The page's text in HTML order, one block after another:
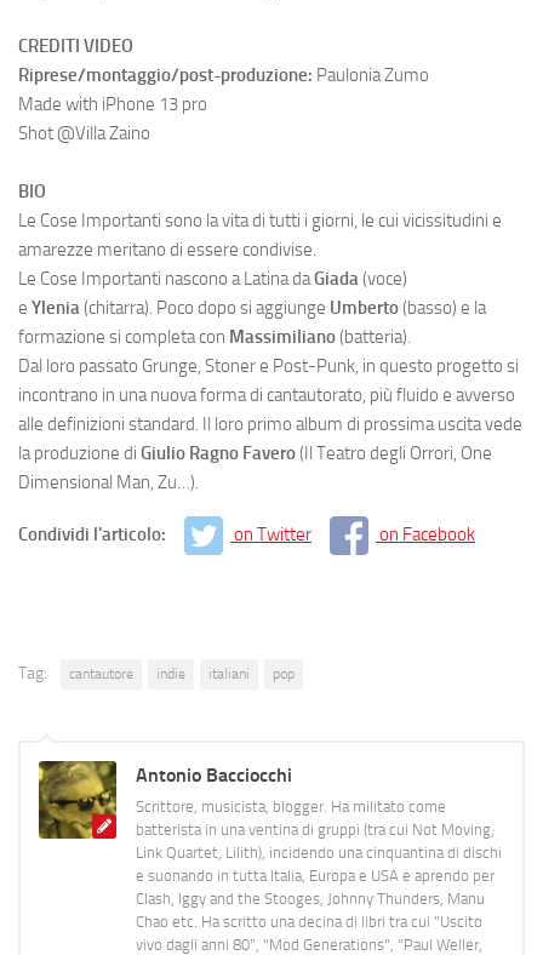
CREDITI VIDEO
Riprese/montaggio/post-produzione: Paulonia Zumo
Made with iPhone 13 pro
Shot @Villa Zaino
BIO
Le Cose Importanti sono la vita di tutti i giorni, le cui vicissitudini e
amarezze meritano di essere condivise.
Le Cose Importanti nascono a Latina daGiada(voce)
e Ylenia(chitarra). Poco dopo si aggiunge Umberto(basso) e la
formazione si completa con Massimiliano(batteria).
Dal loro passato Grunge, Stoner e Post-Punk, in questo progetto si
incontrano in una nuova forma di cantautorato, più fluido e avverso
alle definizioni standard. Il loro primo album di prossima uscita vede
la produzione di Giulio Ragno Favero(Il Teatro degli Orrori, One
Dimensional Man, Zu…).
Condividi l'articolo: on Twitter on Facebook
Tag: cantautore indie italiani pop
Antonio Bacciocchi
Scrittore, musicista, blogger. Ha militato come
batterista in una ventina di gruppi (tra cui Not Moving,
Link Quartet, Lilith), incidendo una cinquantina di dischi
e suonando in tutta Italia, Europa e USA e aprendo per
Clash, Iggy and the Stooges, Johnny Thunders, Manu
Chao etc. Ha scritto una decina di libri tra cui "Uscito
vivo dagli anni 80", "Mod Generations", "Paul Weller,